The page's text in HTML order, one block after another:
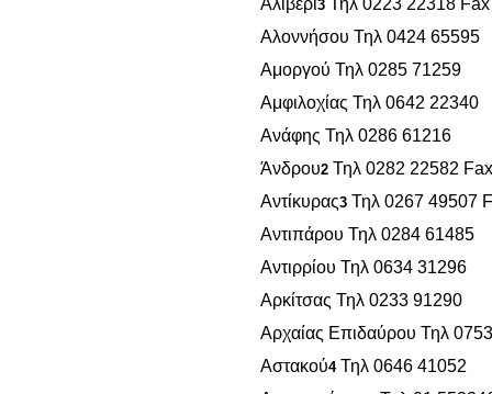
Αλιβέρι 3 Τηλ 0223 22318
Αλοννήσου Τηλ 0424 65595
Αμοργού Τηλ 0285 71259
Αμφιλοχίας Τηλ 0642 22340
Ανάφης Τηλ 0286 61216
Άνδρου2 Τηλ 0282 22582
Αντίκυρας3 Τηλ 0267 49507
Αντιπάρου Τηλ 0284 61485
Αντιρρίου Τηλ 0634 31296
Αρκίτσας Τηλ 0233 91290
Αρχαίας Επιδαύρου Τηλ
Αστακού4Τηλ 0646 41052